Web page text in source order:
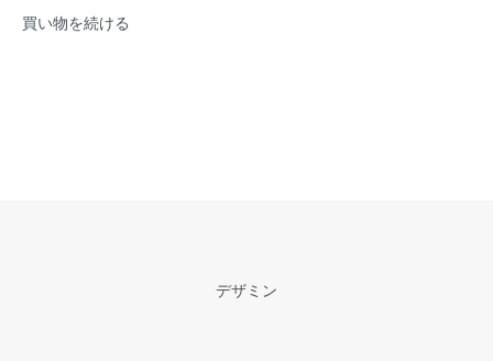
買い物を続ける
デザミン